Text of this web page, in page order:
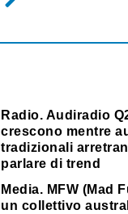
Radio. Audiradio
crescono mentre
tradizionali
parlare di trend
Media. MFW (Mad
un collettivo